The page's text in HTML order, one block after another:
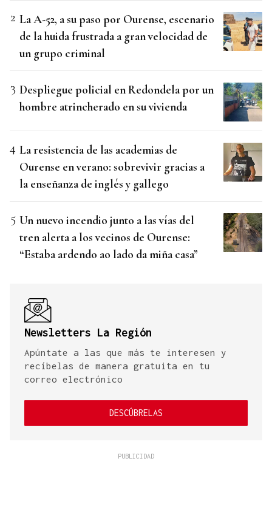
La A-52, a su paso por Ourense, escenario
de la huida frustrada a gran velocidad de
un grupo criminal
Despliegue policial en Redondela por un
hombre atrincherado en su vivienda
La resistencia de las academias de
Ourense en verano: sobrevivir gracias a
la enseñanza de inglés y gallego
Un nuevo incendio junto a las vías del
tren alerta a los vecinos de Ourense:
“Estaba ardendo ao lado da miña casa”
Newsletters La Región
Apúntate a las que más te interesen y
recíbelas de manera gratuita en tu
correo electrónico
DESCÚBRELAS